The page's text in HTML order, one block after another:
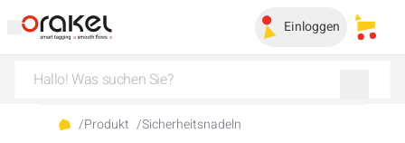
Einloggen
/Produkt /Sicherheitsnadeln